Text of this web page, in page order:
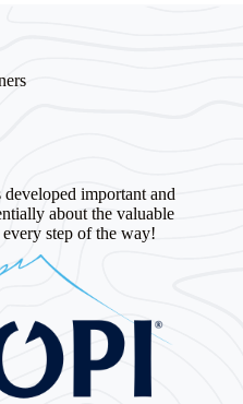
important and
about the valuable
step of the way!